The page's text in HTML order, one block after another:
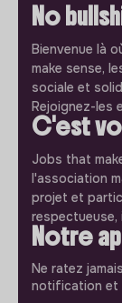
No
Bienvenue là
make sense,
sociale et
Rejoignez-les
C'est
Jobs that
l'association
projet et
respectueuse,
Notre
Ne ratez
notification et